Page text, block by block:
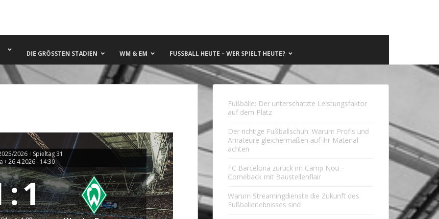
DIE GRÖSSTEN STADIEN WM & EM FUSSBALL HEUTE – WER SPIELT HEUTE?
2026 | Spieltag 31
| 26.4.2026- 14:30
:1
Fußbälle: Der unterschätzte Leistungsfaktor
auf dem Platz
Der richtige Fußballschuh: Warum Profis und
Amateure gleichermaßen auf ihr Material
achten
FC Barcelona zurück im Camp Nou –
Comeback mit Baustellenflair
Warum Streamingdienste die Zukunft des
Fußballerlebnisses sind